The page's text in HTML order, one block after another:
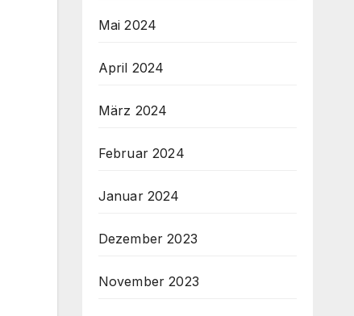
Mai 2024
April 2024
März 2024
Februar 2024
Januar 2024
Dezember 2023
November 2023